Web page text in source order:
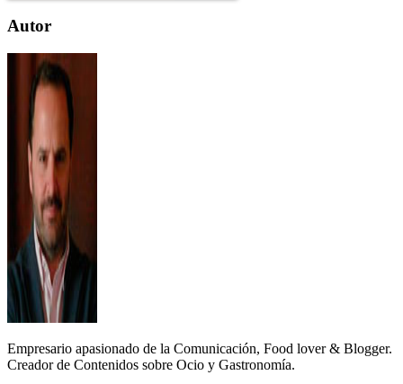
Autor
Empresario apasionado de la Comunicación, Food lover & Blogger.
Creador de Contenidos sobre Ocio y Gastronomía.